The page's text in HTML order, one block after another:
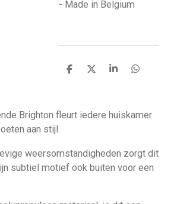
- Made in Belgium
D
n
D
S
e
D
n
Brighton fleurt iedere huiskamer
aan stijl.
weersomstandigheden zorgt dit
subtiel motief ook buiten voor een